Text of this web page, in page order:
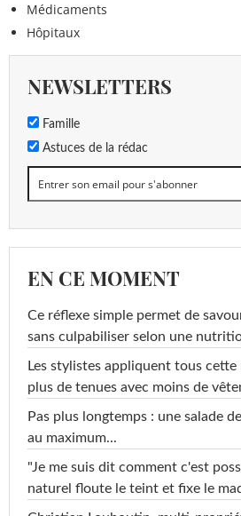
Médicaments
Hôpitaux
NEWSLETTERS
Famille
Astuces de la rédac
EN CE MOMENT
Ce réflexe simple permet de
sans culpabiliser selon une
Les stylistes appliquent tous
plus de tenues avec moins de
Pas plus longtemps : une salade
au maximum...
"Je me suis dit comment c'est
naturel floute le teint et fixe le